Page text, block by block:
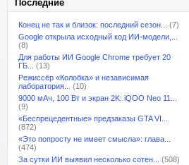
Последние
Конец не так и близок: последний сезон...
(7)
Google открыла исходный код ИИ-модели,...
(8)
Для работы ИИ Google Chrome требует 20
ГБ...
(13)
Режиссёр «Колобка» и независимая
лаборатория...
(10)
9000 мАч, 100 Вт и экран 2K: iQOO Neo 11...
(9)
«Беспрецедентные» предзаказы GTA VI...
(872)
«Это попросту не имеет смысла»: глава...
(474)
За сутки ИИ выявил несколько сотен...
(508)